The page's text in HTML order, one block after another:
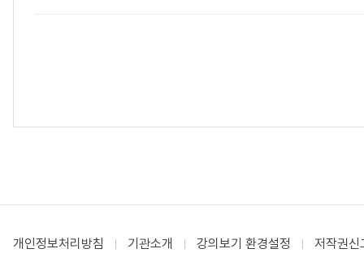
개인정보처리방침 기관소개 강의보기 환경설정 저작권신